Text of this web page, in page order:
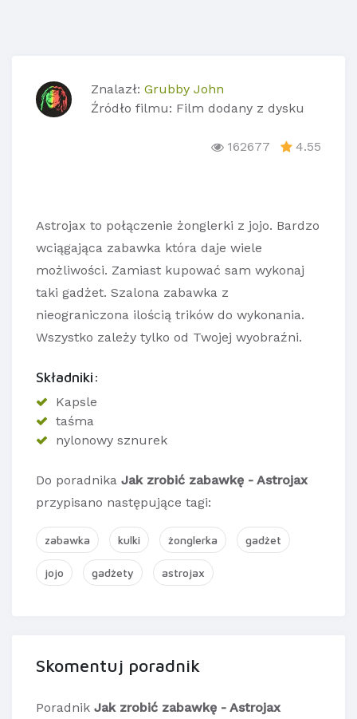
Znalazł: Grubby John
Źródło filmu: Film dodany z dysku
162677 4.55
Astrojax to połączenie żonglerki z jojo. Bardzo
wciągająca zabawka która daje wiele
możliwości. Zamiast kupować sam wykonaj
taki gadżet. Szalona zabawka z
nieograniczona ilością trików do wykonania.
Wszystko zależy tylko od Twojej wyobraźni.
Składniki:
Kapsle
taśma
nylonowy sznurek
Do poradnika Jak zrobić zabawkę - Astrojax
przypisano następujące tagi:
zabawka kulki żonglerka gadżet
jojo gadżety astrojax
Skomentuj poradnik
Poradnik Jak zrobić zabawkę - Astrojax